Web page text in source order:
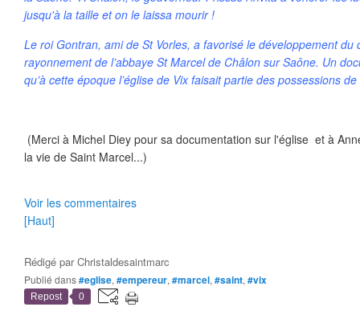
jusqu'à la taille et on le laissa mourir !
Le roi Gontran, ami de St Vorles, a favorisé le développement du
rayonnement de l’abbaye St Marcel de Châlon sur Saône. Un
qu’à cette époque l’église de Vix faisait partie des possessions
(Merci à Michel Diey pour sa documentation sur l'église et à
la vie de Saint Marcel...)
Voir les commentaires
[Haut]
Rédigé parChristaldesaintmarc
Publié dans#eglise, #empereur, #marcel, #saint, #vix
Repost 0